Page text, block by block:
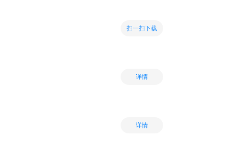
扫一扫下载
详情
详情